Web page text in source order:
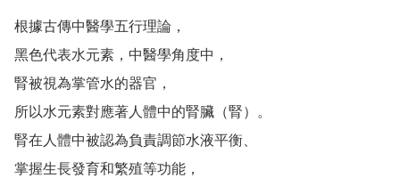
根據古傳中醫學五行理論，
黑色代表水元素，中醫學角度中，
腎被視為掌管水的器官，
所以水元素對應著人體中的腎臟（腎）。
腎在人體中被認為負責調節水液平衡、
掌握生長發育和繁殖等功能，